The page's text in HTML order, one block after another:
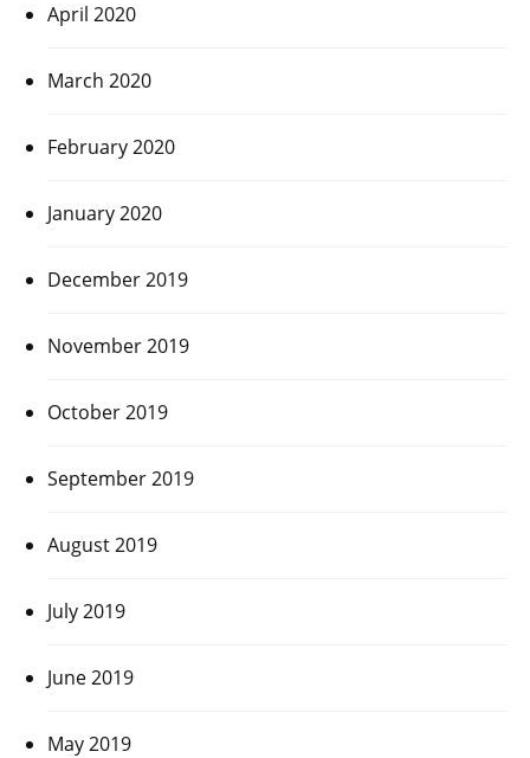
April 2020
March 2020
February 2020
January 2020
December 2019
November 2019
October 2019
September 2019
August 2019
July 2019
June 2019
May 2019